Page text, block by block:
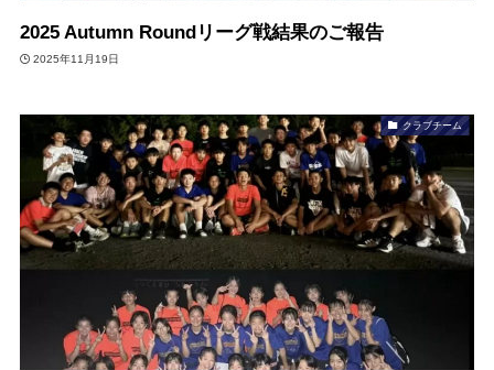
2025 Autumn Roundリーグ戦結果のご報告
2025年11月19日
クラブチーム